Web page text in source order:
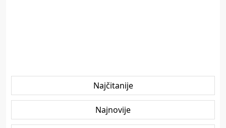
Najčitanije
Najnovije